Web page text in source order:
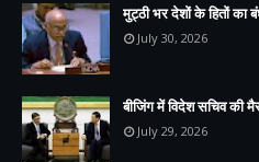
मुट्ठी भर देशों के हितों का
July 30, 2026
बीजिंग में विदेश सचिव की
July 29, 2026